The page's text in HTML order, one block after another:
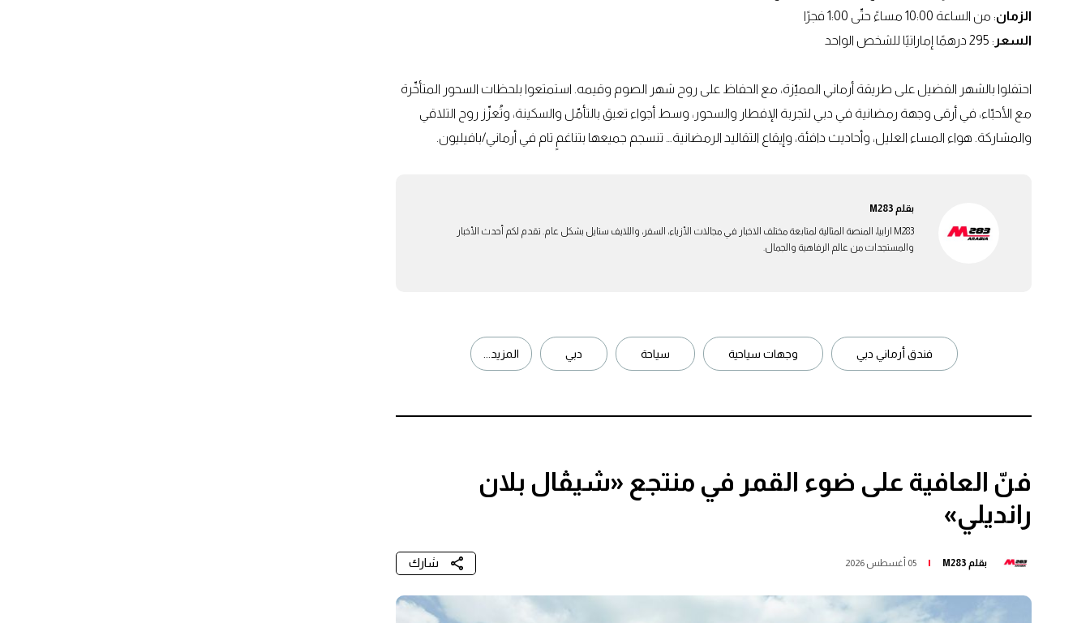
الزمان: من الساعة 10:00 مساءً حتّى 1:00 فجرًا
السعر : 295 درهمًا إماراتيًا للشخص الواحد
احتفلوا بالشهر الفضيل على طريقة أرماني المميّزة، مع الحفاظ على روح شهر الصوم وقيمه. استمتعوا بلحظات السحور المتأخّرة
مع الأحبّاء، في أرقى وجهة رمضانية في دبي لتجربة الإفطار والسحور، وسط أجواء تعبق بالتأمّل والسكينة، وتُعزّز روح التلاقي
والمشاركة. هواء المساء العليل، وأحاديث دافئة، وإيقاع التقاليد الرمضانية… تنسجم جميعها بتناغمٍ تام في أرماني/بافيليون.
بقلم M283
M283 ارابيا، المنصة المثالية لمتابعة مختلف الاخبار في مجالات الأزياء، السفر، واللايف ستايل بشكل عام. تقدم لكم أحدث الأخبار
والمستجدات من عالم الرفاهية والجمال.
فندق أرماني دبي وجهات سياحية سياحة دبي المزيد...
فنّ العافية على ضوء القمر في منتجع «شيڤال بلان
رانديلي»
بقلم M283 05 أغسطس 2026 شارك